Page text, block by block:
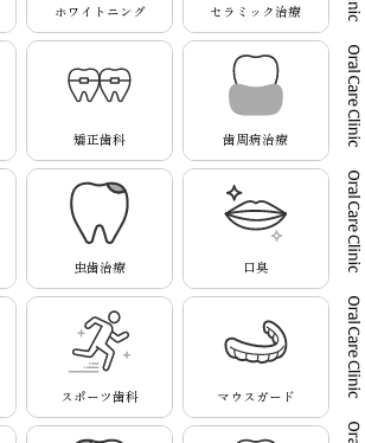
ホワイトニング セラミック治療
矯正歯科 歯周病治療
虫歯治療 口臭
スポーツ歯科 マウスガード